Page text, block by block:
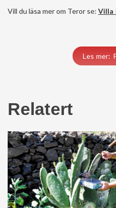
Vill du läsa mer om Teror se: Villa
Les mer:
Relatert